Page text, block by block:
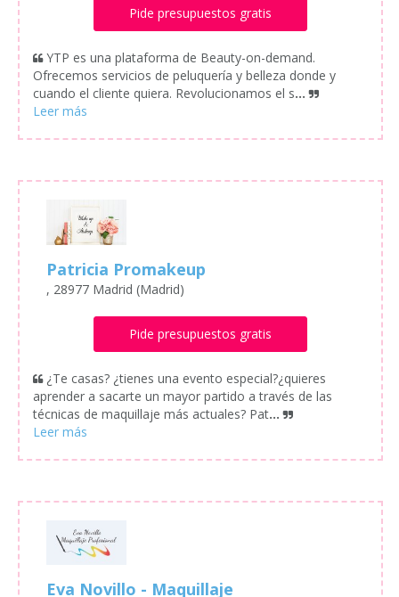
Pide presupuestos gratis
YTP es una plataforma de Beauty-on-demand.
Ofrecemos servicios de peluquería y belleza donde y
cuando el cliente quiera. Revolucionamos el s...
Patricia Promakeup
, 28977 Madrid (Madrid)
Pide presupuestos gratis
¿Te casas? ¿tienes una evento especial?¿quieres
aprender a sacarte un mayor partido a través de las
técnicas de maquillaje más actuales? Pat...
Eva Novillo - Maquillaje